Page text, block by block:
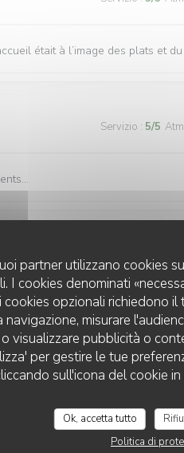
partner utilizzano cookies
I cookies denominati
opzionali richiedono
navigazione, misurare
visualizzare pubblicità o
per gestire le tue
sull'icona del cookie
Ok, accetta tutto
Politica di
était à l’image des plats et
Servizio : 5/5
ottimo. Torneremo
Servizio:5/5
de plus. Je recommande.